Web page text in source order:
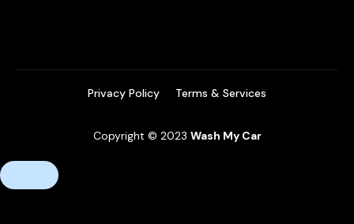
Copyright © 2023 Wash My Car
Privacy Policy Terms & Services